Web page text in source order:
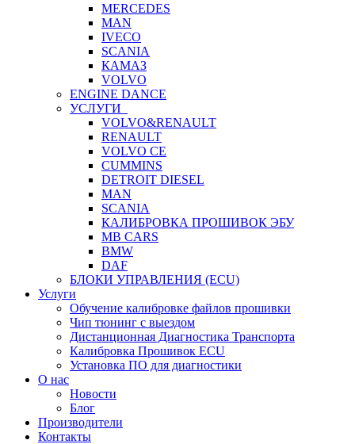
MERCEDES
MAN
IVECO
SCANIA
КАМАЗ
VOLVO
ENGINE DANCE
УСЛУГИ
VOLVO&RENAULT
RENAULT
VOLVO CE
CUMMINS
DETROIT DIESEL
MAN
SCANIA
КАЛИБРОВКА ПРОШИВОК ЭБУ
MB CARS
BMW
DAF
БЛОКИ УПРАВЛЕНИЯ (ECU)
Услуги
Обучение калибровке файлов прошивки
Чип тюнинг с выездом
Дистанционная Диагностика Транспорта
Калибровка Прошивок ECU
Установка ПО для диагностики
О нас
Новости
Блог
Производители
Контакты